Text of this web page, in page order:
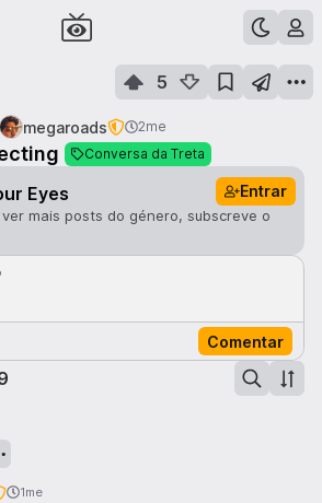
5
megaroads 2me
Conversa da Treta
Eyes Entrar
ver mais posts do género, subscreve o
Comentar
1me